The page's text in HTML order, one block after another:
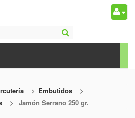
> Embutidos
>
> Jamón Serrano 250 gr.